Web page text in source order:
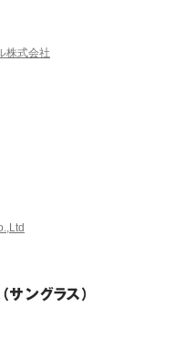
株式会社
サングラス）